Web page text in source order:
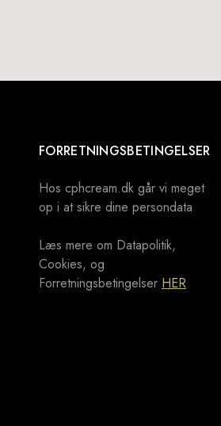
FORRETNINGSBETINGELSER
Hos cphcream.dk går vi meget
op i at sikre dine persondata
Læs mere om Datapolitik,
Cookies, og
Forretningsbetingelser HER